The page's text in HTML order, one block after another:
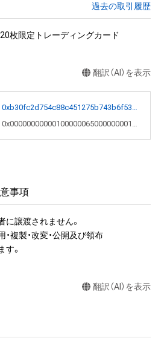
過去の取引履歴
枚限定トレーディングカード
翻訳（AI）を表示
0xb30fc2d754c88c451275b743b6f530f19f643683
0x00000000000100000065000000001659
事項
に譲渡されません。
複製・改変・公開及び領布
。
翻訳（AI）を表示